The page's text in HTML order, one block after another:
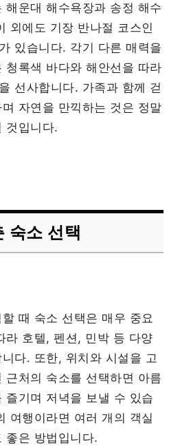
해운대 해수욕장과 송정 해수
외에도 기장 반나절 코스인
있습니다. 각기 다른 매력을
청록색 바다와 해안선을 따라
선사합니다. 가족과 함께 걷
자연을 만끽하는 것은 정말
것입니다.
숙소 선택
때 숙소 선택은 매우 중요
라 호텔, 펜션, 민박 등 다양
다. 또한, 위치와 시설을 고
근처의 숙소를 선택하면 아름
즐기며 저녁을 보낼 수 있습
여행이라면 여러 개의 객실
좋은 방법입니다.